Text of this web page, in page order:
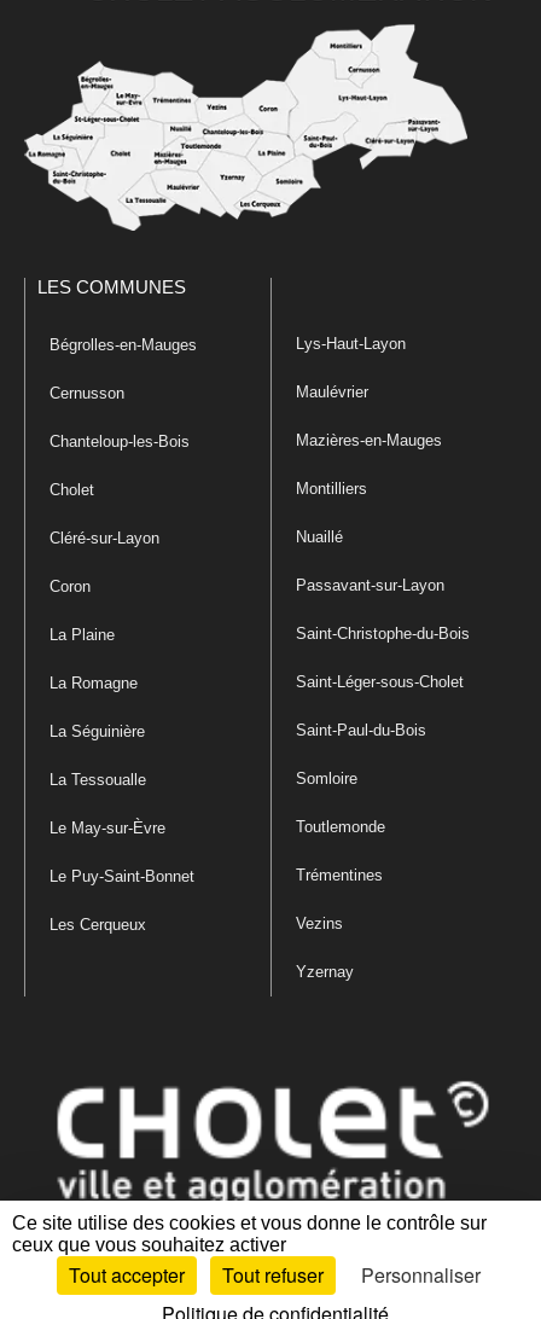
Ce site utilise des cookies et vous donne le contrôle sur
ceux que vous souhaitez activer
Tout accepter Tout refuser
Personnaliser
LES COMMUNES
Bégrolles-en-Mauges
Cernusson
Chanteloup-les-Bois
Cholet
Cléré-sur-Layon
Coron
La Plaine
La Romagne
La Séguinière
La Tessoualle
Le May-sur-Èvre
Le Puy-Saint-Bonnet
Les Cerqueux
Lys-Haut-Layon
Maulévrier
Mazières-en-Mauges
Montilliers
Nuaillé
Passavant-sur-Layon
Saint-Christophe-du-Bois
Saint-Léger-sous-Cholet
Saint-Paul-du-Bois
Somloire
Toutlemonde
Trémentines
Vezins
Yzernay
Mentions légales|Politique de confidentialité
des cookies |Plan du site Accessibilité : partiellement conforme